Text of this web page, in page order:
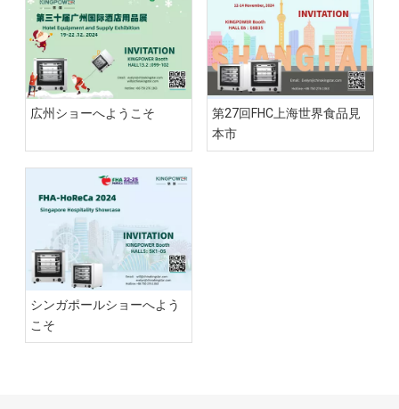
広州ショーへようこそ
第27回FHC上海世界食品見
本市
シンガポールショーへよう
こそ